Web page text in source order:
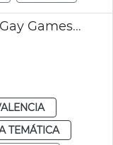
6.000 deportistas inscritos Gay Games 2026
TEMÁTICA